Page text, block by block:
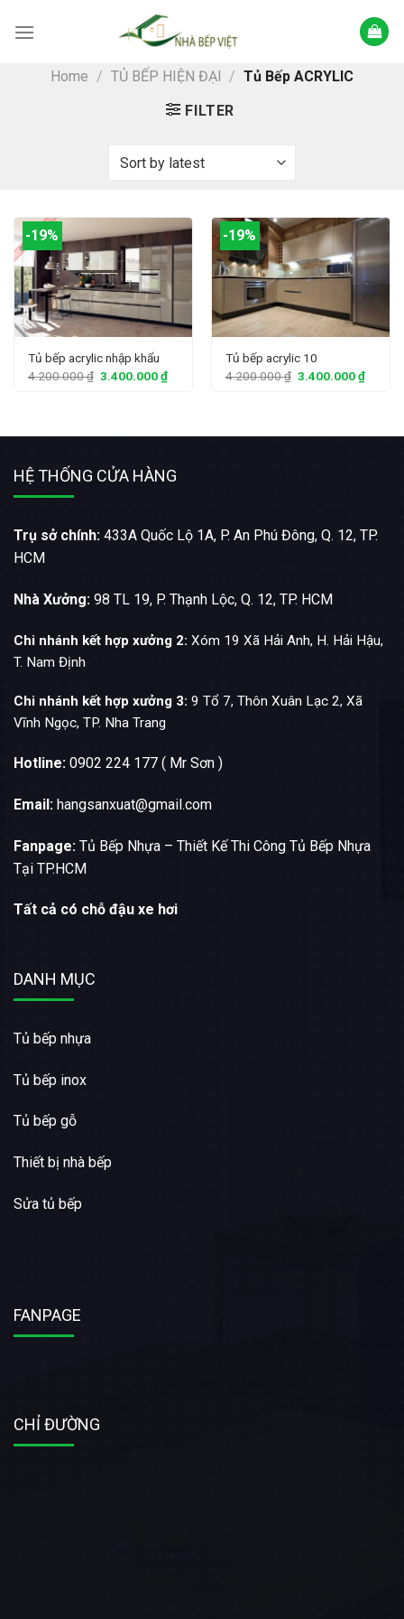
Home / TỦ BẾP HIỆN ĐẠI / Tủ Bếp ACRYLIC
FILTER
-19%
Tủ bếp acrylic nhập khẩu
4.200.000₫ 3.400.000₫
-19%
Tủ bếp acrylic 10
4.200.000₫ 3.400.000₫
HỆ THỐNG CỬA HÀNG
Trụ sở chính: 433A Quốc Lộ 1A, P. An Phú Đông, Q. 12, TP.
HCM
Nhà Xưởng: 98 TL 19, P. Thạnh Lộc, Q. 12, TP. HCM
Chi nhánh kết hợp xưởng 2: Xóm 19 Xã Hải Anh, H. Hải Hậu,
T. Nam Định
Chi nhánh kết hợp xưởng 3: 9 Tổ 7, Thôn Xuân Lạc 2, Xã
Vĩnh Ngọc, TP. Nha Trang
Hotline: 0902 224 177 ( Mr Sơn )
Email: hangsanxuat@gmail.com
Fanpage: Tủ Bếp Nhựa – Thiết Kế Thi Công Tủ Bếp Nhựa
Tại TP.HCM
Tất cả có chỗ đậu xe hơi
DANH MỤC
Tủ bếp nhựa
Tủ bếp inox
Tủ bếp gỗ
Thiết bị nhà bếp
Sửa tủ bếp
FANPAGE
CHỈ ĐƯỜNG